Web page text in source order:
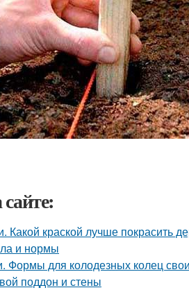
Какой краской лучше покрасить
и нормы
Формы для колодезных колец
поддон и стены